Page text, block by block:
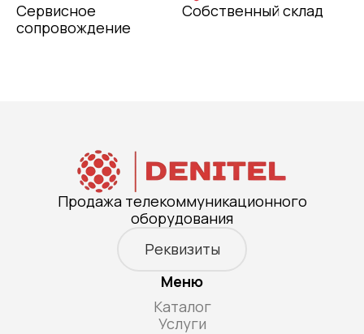
Сервисное
сопровождение
Собственный склад
Продажа телекоммуникационного
оборудования
Реквизиты
Меню
Каталог
Услуги